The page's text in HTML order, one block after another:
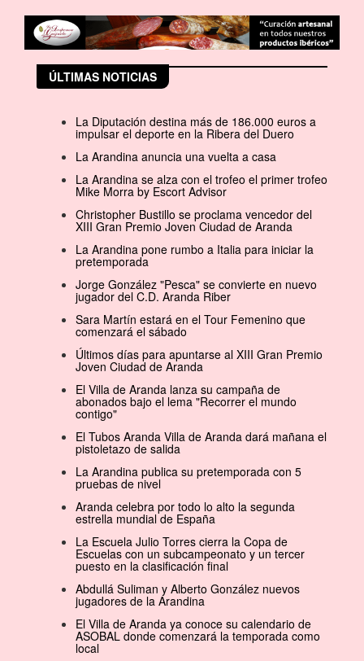
ÚLTIMAS NOTICIAS
La Diputación destina más de 186.000 euros a
impulsar el deporte en la Ribera del Duero
La Arandina anuncia una vuelta a casa
La Arandina se alza con el trofeo el primer trofeo
Mike Morra by Escort Advisor
Christopher Bustillo se proclama vencedor del
XIII Gran Premio Joven Ciudad de Aranda
La Arandina pone rumbo a Italia para iniciar la
pretemporada
Jorge González "Pesca" se convierte en nuevo
jugador del C.D. Aranda Riber
Sara Martín estará en el Tour Femenino que
comenzará el sábado
Últimos días para apuntarse al XIII Gran Premio
Joven Ciudad de Aranda
El Villa de Aranda lanza su campaña de
abonados bajo el lema "Recorrer el mundo
contigo"
El Tubos Aranda Villa de Aranda dará mañana el
pistoletazo de salida
La Arandina publica su pretemporada con 5
pruebas de nivel
Aranda celebra por todo lo alto la segunda
estrella mundial de España
La Escuela Julio Torres cierra la Copa de
Escuelas con un subcampeonato y un tercer
puesto en la clasificación final
Abdullá Suliman y Alberto González nuevos
jugadores de la Arandina
El Villa de Aranda ya conoce su calendario de
ASOBAL donde comenzará la temporada como
local